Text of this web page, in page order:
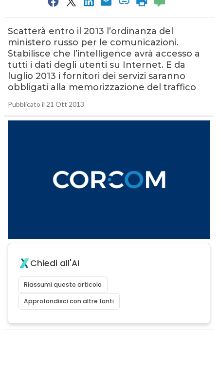
Scatterà entro il 2013 l’ordinanza del
ministero russo per le comunicazioni.
Stabilisce che l’intelligence avrà accesso a
tutti i dati degli utenti su Internet. E da
luglio 2013 i fornitori dei servizi saranno
obbligati alla memorizzazione del traffico
Pubblicato il 21 Ott 2013
Chiedi all'AI
Riassumi questo articolo
Approfondisci con altre fonti